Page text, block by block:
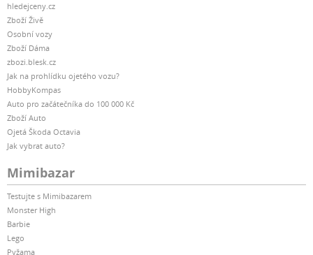
hledejceny.cz
Zboží Živě
Osobní vozy
Zboží Dáma
zbozi.blesk.cz
Jak na prohlídku ojetého vozu?
HobbyKompas
Auto pro začátečníka do 100 000 Kč
Zboží Auto
Ojetá Škoda Octavia
Jak vybrat auto?
Mimibazar
Testujte s Mimibazarem
Monster High
Barbie
Lego
Pyžama